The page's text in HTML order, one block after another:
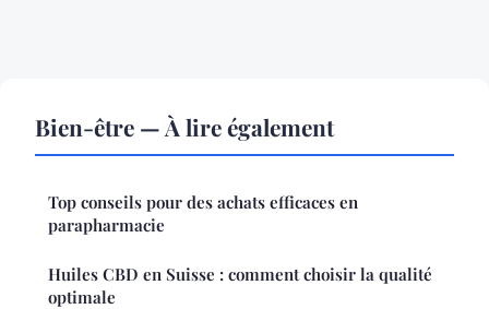
Bien-être — À lire également
Top conseils pour des achats efficaces en
parapharmacie
Huiles CBD en Suisse : comment choisir la qualité
optimale